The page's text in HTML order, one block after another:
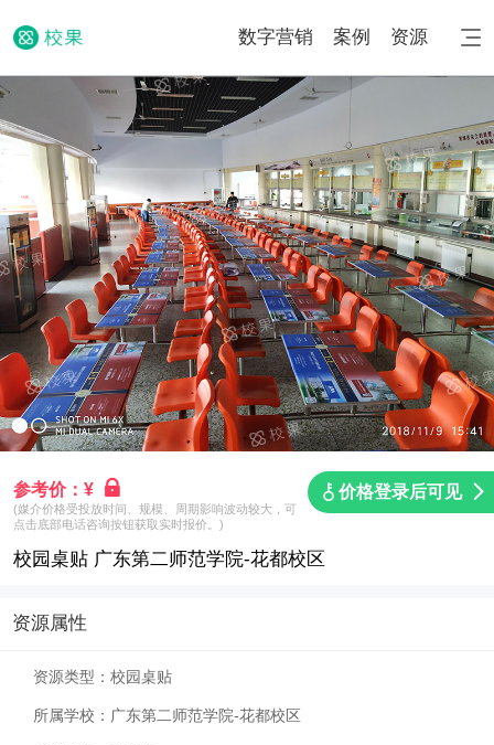
数字营销 案例 资源
参考价：¥ 价格登录后可见
(媒介价格受投放时间、规模、周期影响波动较大，可
点击底部电话咨询按钮获取实时报价。)
校园桌贴 广东第二师范学院-花都校区
资源属性
资源类型： 校园桌贴
所属学校： 广东第二师范学院-花都校区